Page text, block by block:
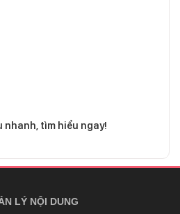
tìm hiểu ngay!
LÝ NỘI DUNG